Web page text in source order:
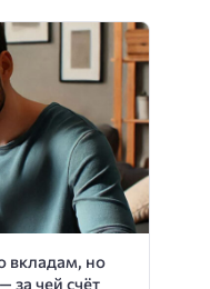
вкладам, но
за чей счёт